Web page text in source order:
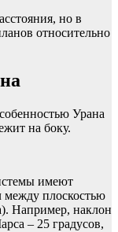
но в
относительно
Урана
на боку.
имеют
между плоскостью
Например, наклон
– 25 градусов,